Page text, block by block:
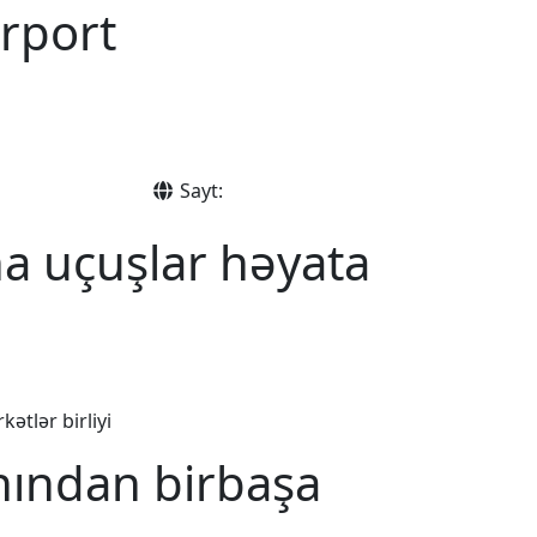
Sayt:
uçuşlar həyata
birliyi
birbaşa